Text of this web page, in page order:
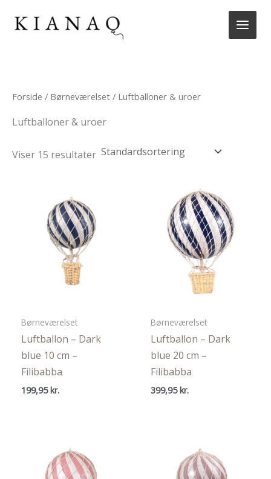
Forside / Børneværelset / Luftballoner & uroer
Luftballoner & uroer
Viser 15 resultater
Børneværelset
Luftballon – Dark
blue 10 cm –
Filibabba
199,95 kr.
Børneværelset
Luftballon – Dark
blue 20 cm –
Filibabba
399,95 kr.